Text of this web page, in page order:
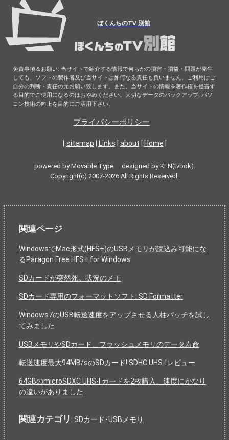
ぼくんちのTV 別館
免責事項＆お願い: 当サイトで紹介する情報で何らかの損害・損益・問題が発生
しても、ソフトの製作者及び当サイトは如何なる責任も負いません。ご利用はご
自分の判断・責任の元お願い致します。また、当サイトの情報を著作権を侵害す
る目的でご使用になるのはおやめください。大切なデータのバックアップ, パソ
コン技術の向上を目的にご活用下さい。
プライバシーポリシー
sitemap Links about Home
powered by Movable Type designed byKEN(tvbok).
Copyright(c) 2007-2026 All Rights Reserved.
関連ページ
WindowsでMac形式(HFS+)のUSBメモリが読込み可能にな
るParagon Free HFS+ for Windows
SDカードが突然死。状況のメモ
SDカード専用のフォーマットソフト: SD Formatter
Windows7のUSB転送速度をアップさせる人柱パッチを試し
てみました
USBメモリやSDカード、フラッシュメモリのデータ寿命
転送速度最大94MB/sのSDカード! SDHC UHS-Iレビュー
64GBのmicroSDXC UHS-I カードを2枚購入。速度にかなり
の違いがありました
関連カテゴリ : SDカード･USBメモリ